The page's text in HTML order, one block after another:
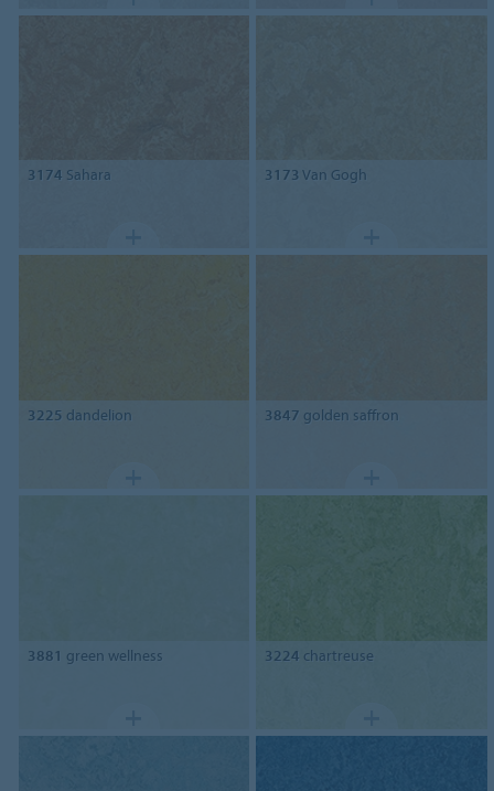
3174 Sahara 3173 Van Gogh
3225 dandelion 3847 golden saffron
3881 green wellness 3224 chartreuse